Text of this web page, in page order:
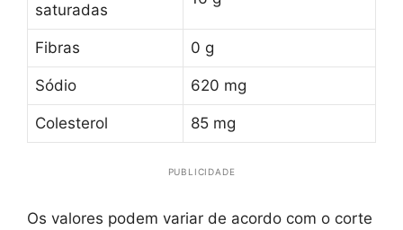
saturadas
Fibras 0 g
Sódio 620 mg
Colesterol 85 mg
PUBLICIDADE
Os valores podem variar de acordo com o corte